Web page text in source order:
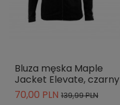
Bluza męska Maple
Jacket Elevate, czarny
70,00 PLN 139,99 PLN